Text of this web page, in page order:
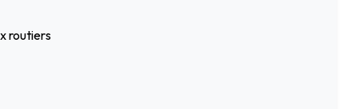
routiers